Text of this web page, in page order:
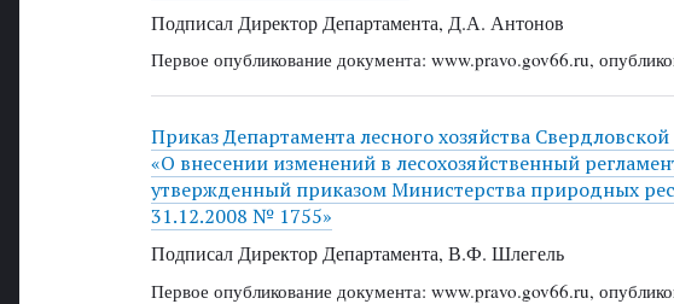
Подписал Директор Департамента, Д.А. Антонов
Первое опубликование документа: www.pravo.gov66.ru,
Приказ Департамента лесного хозяйства
«О внесении изменений в лесохозяйственный
утвержденный приказом Министерства природных
31.12.2008 № 1755»
Подписал Директор Департамента, В.Ф. Шлегель
Первое опубликование документа: www.pravo.gov66.ru,